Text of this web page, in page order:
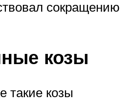
сокращению
козы
такие козы